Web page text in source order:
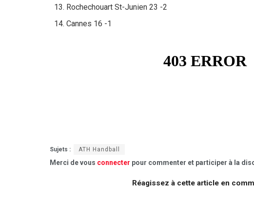
Rochechouart St-Junien 23 -2
Cannes 16 -1
Sujets : ATH Handball
Merci de vous connecter pour commenter et participer à la
Réagissez à cette article en